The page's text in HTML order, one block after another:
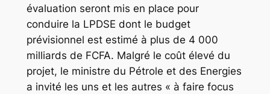
évaluation seront mis en place pour
conduire la LPDSE dont le budget
prévisionnel est estimé à plus de 4 000
milliards de FCFA. Malgré le coût élevé du
projet, le ministre du Pétrole et des Energies
a invité les uns et les autres « à faire focus